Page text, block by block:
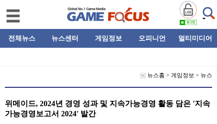
전체뉴스 뉴스센터 게임정보 오피니언 멀티미디어
뉴스홈 > 게임정보 > 뉴스
위메이드, 2024년 경영 성과 및 지속가능경영 활동 담은 '지속
가능경영보고서 2024' 발간